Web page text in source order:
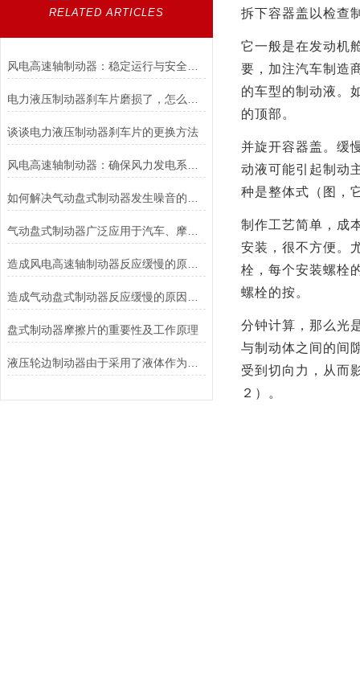
RELATED ARTICLES
谈谈电力液压制动器刹车片的更换方法
气动盘式制动器广泛应用于汽车、摩托车和自行车等交通工具中
造成风电高速轴制动器反应缓慢的原因有哪些？
盘式制动器摩擦片的重要性及工作原理
拆下容器盖以检查
它一般是在发动机
要，加注汽车制造
的车型的制动液。
的顶部。
并旋开容器盖。缓
动液可能引起制动
种是整体式（图，
制作工艺简单，成
安装，很不方便。
栓，每个安装螺栓
螺栓的按。
分钟计算，那么光
与制动体之间的间
受到切向力，从而
２）。